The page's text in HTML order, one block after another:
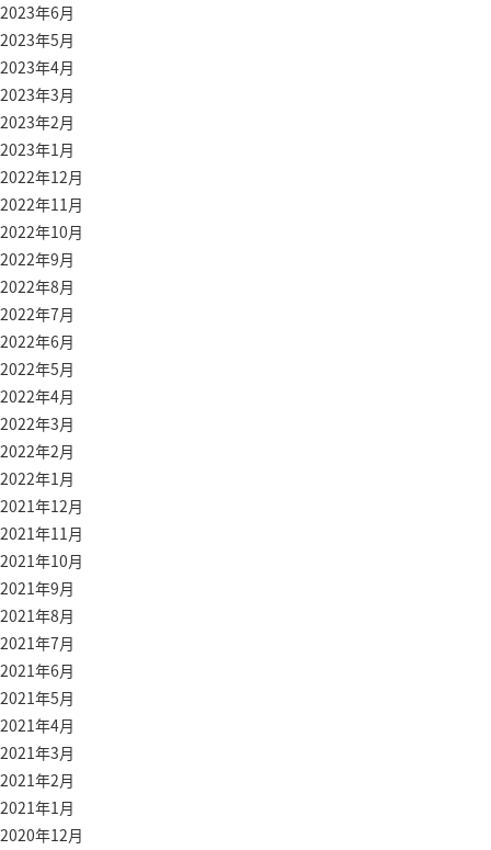
2023年6月
2023年5月
2023年4月
2023年3月
2023年2月
2023年1月
2022年12月
2022年11月
2022年10月
2022年9月
2022年8月
2022年7月
2022年6月
2022年5月
2022年4月
2022年3月
2022年2月
2022年1月
2021年12月
2021年11月
2021年10月
2021年9月
2021年8月
2021年7月
2021年6月
2021年5月
2021年4月
2021年3月
2021年2月
2021年1月
2020年12月